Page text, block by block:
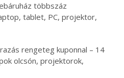
többszáz
tablet, PC, projektor,
rengeteg kuponnal – 14
olcsón, projektorok,